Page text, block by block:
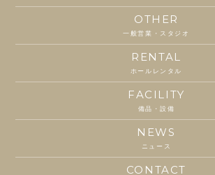
OTHER
一般営業・スタジオ
RENTAL
ホールレンタル
FACILITY
備品・設備
NEWS
ニュース
CONTACT